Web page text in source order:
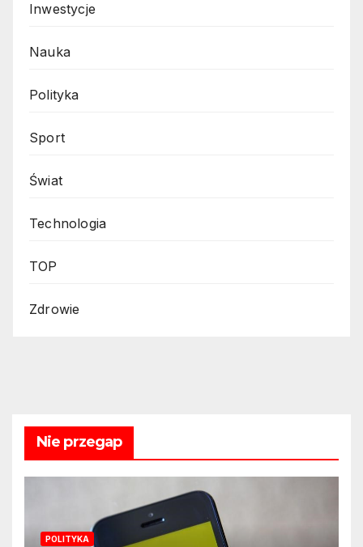
Inwestycje
Nauka
Polityka
Sport
Świat
Technologia
TOP
Zdrowie
Nie przegap
POLITYKA